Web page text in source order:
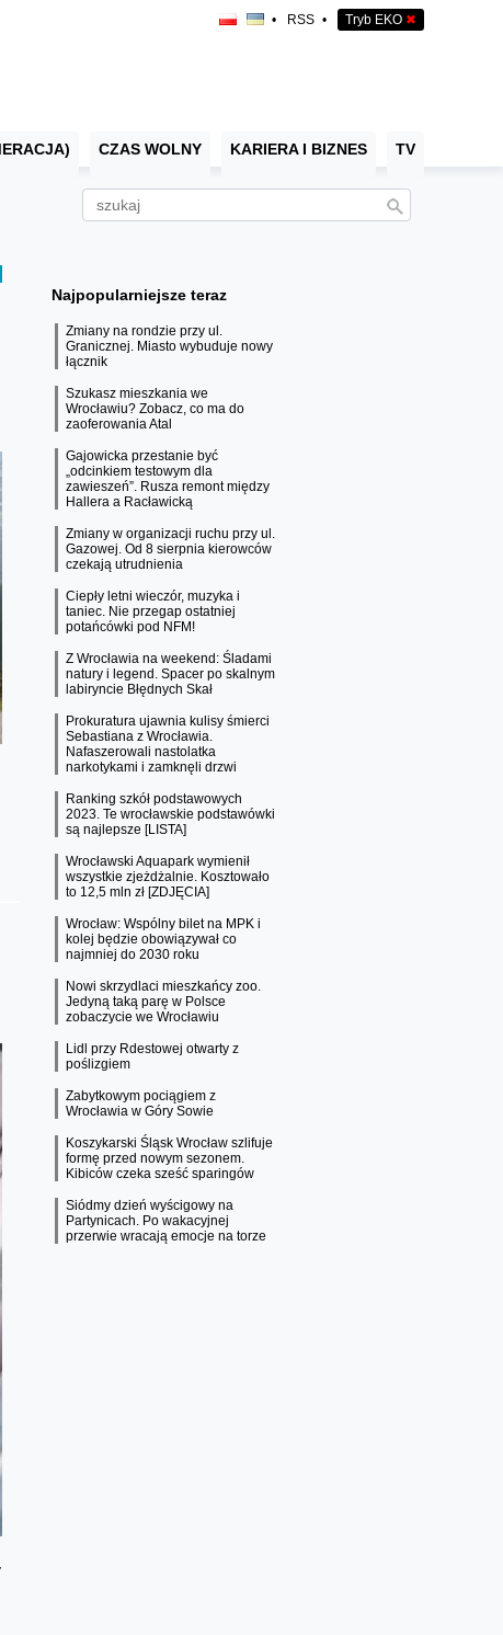
• RSS • Tryb EKO ✖
CZAS WOLNY KARIERA I BIZNES TV
Najpopularniejsze teraz
Zmiany na rondzie przy ul.
Granicznej. Miasto wybuduje nowy
łącznik
Szukasz mieszkania we
Wrocławiu? Zobacz, co ma do
zaoferowania Atal
Gajowicka przestanie być
„odcinkiem testowym dla
zawieszeń”. Rusza remont między
Hallera a Racławicką
Zmiany w organizacji ruchu przy ul.
Gazowej. Od 8 sierpnia kierowców
czekają utrudnienia
Ciepły letni wieczór, muzyka i
taniec. Nie przegap ostatniej
potańcówki pod NFM!
Z Wrocławia na weekend: Śladami
natury i legend. Spacer po skalnym
labiryncie Błędnych Skał
Prokuratura ujawnia kulisy śmierci
Sebastiana z Wrocławia.
Nafaszerowali nastolatka
narkotykami i zamknęli drzwi
Ranking szkół podstawowych
2023. Te wrocławskie podstawówki
są najlepsze [LISTA]
Wrocławski Aquapark wymienił
wszystkie zjeżdżalnie. Kosztowało
to 12,5 mln zł [ZDJĘCIA]
Wrocław: Wspólny bilet na MPK i
kolej będzie obowiązywał co
najmniej do 2030 roku
Nowi skrzydlaci mieszkańcy zoo.
Jedyną taką parę w Polsce
zobaczycie we Wrocławiu
Lidl przy Rdestowej otwarty z
poślizgiem
Zabytkowym pociągiem z
Wrocławia w Góry Sowie
Koszykarski Śląsk Wrocław szlifuje
formę przed nowym sezonem.
Kibiców czeka sześć sparingów
Siódmy dzień wyścigowy na
Partynicach. Po wakacyjnej
przerwie wracają emocje na torze